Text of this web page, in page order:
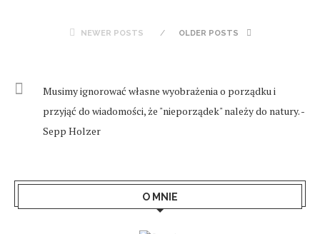
NEWER POSTS OLDER POSTS
Musimy ignorować własne wyobrażenia o porządku i
przyjąć do wiadomości, że "nieporządek" należy do natury. -
Sepp Holzer
O MNIE